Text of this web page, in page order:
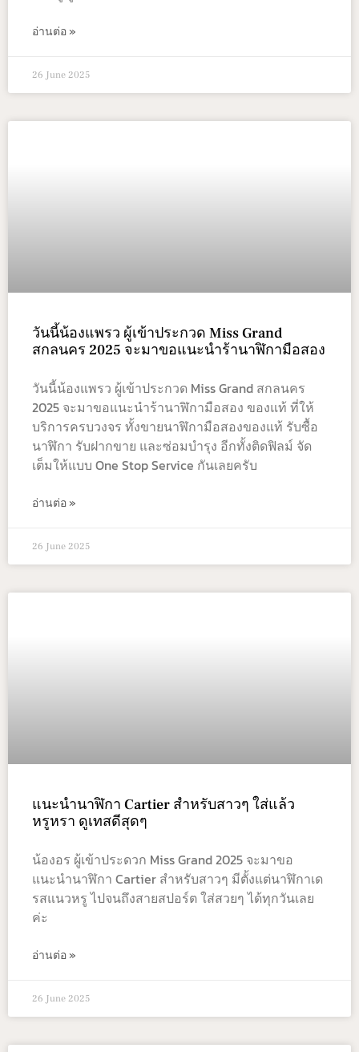
อ่านต่อ »
26 June 2025
วันนี้น้องแพรว ผู้เข้าประกวด Miss Grand
สกลนคร 2025 จะมาขอแนะนำร้านาฬิกามือสอง
วันนี้น้องแพรว ผู้เข้าประกวด Miss Grand สกลนคร
2025 จะมาขอแนะนำร้านาฬิกามือสอง ของแท้ ที่ให้
บริการครบวงจร ทั้งขายนาฬิกามือสองของแท้ รับซื้อ
นาฬิกา รับฝากขาย และซ่อมบำรุง อีกทั้งติดฟิลม์ จัด
เต็มให้แบบ One Stop Service กันเลยครับ
อ่านต่อ »
26 June 2025
แนะนำนาฬิกา Cartier สำหรับสาวๆ ใส่แล้ว
หรูหรา ดูเทสดีสุดๆ
น้องอร ผู้เข้าประดวก Miss Grand 2025 จะมาขอ
แนะนำนาฬิกา Cartier สำหรับสาวๆ มีตั้งแต่นาฬิกาเด
รสแนวหรู ไปจนถึงสายสปอร์ต ใส่สวยๆ ได้ทุกวันเลย
ค่ะ
อ่านต่อ »
26 June 2025